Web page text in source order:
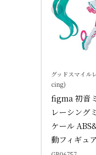
グッドスマイル
cing)
figma 初音
レーシング
ケール
動フィギュア